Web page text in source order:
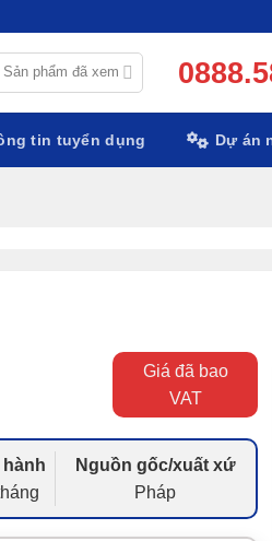
Sản phẩm đã xem
tin tuyển dụng Dự án
Giá đã bao
VAT
hành
Nguồn gốc/xuất xứ
Pháp